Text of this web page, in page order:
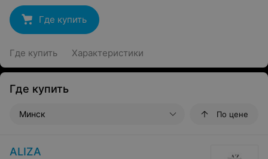
Где купить
Где купить Характеристики
Где купить
Минск По цене
ALIZA